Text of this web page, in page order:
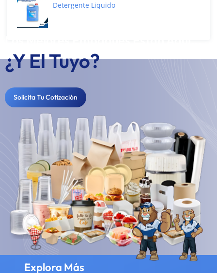
Detergente Liquido
¿Y El Tuyo?
Solicita Tu Cotización
Explora Más